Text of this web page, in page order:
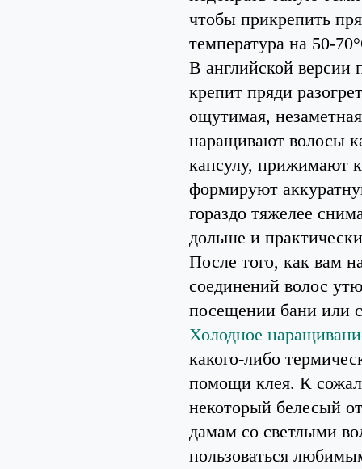
чтобы прикрепить
температура на 50-
В английской версии
крепит пряди
ощутимая,
наращивают волосы
капсулу, прижимают
формируют
гораздо тяжелее
дольше и
После того, как вам
соединений волос
посещении бани или
Холодное
какого-либо
помощи клея. К
некоторый белесый
дамам со светлыми
пользоваться